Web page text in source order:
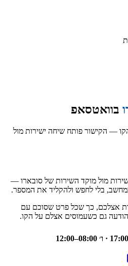
בוואטסאפ
— הקישור פותח שיחה ישירות מול
מול מוקד השירות של סובארו —
אצלכם, כך שכל פרט שסוכם עם
גם כשעמוסים אצלם על הקו.